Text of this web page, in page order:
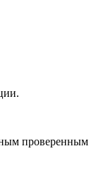
проверенным